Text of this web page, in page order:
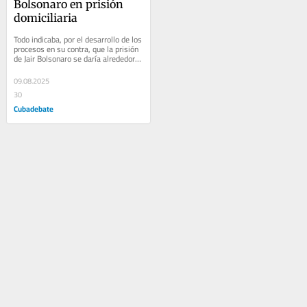
Bolsonaro en prisión
domiciliaria
Todo indicaba, por el desarrollo de los
procesos en su contra, que la prisión
de Jair Bolsonaro se daría alrededor
09.08.2025
30
Cubadebate